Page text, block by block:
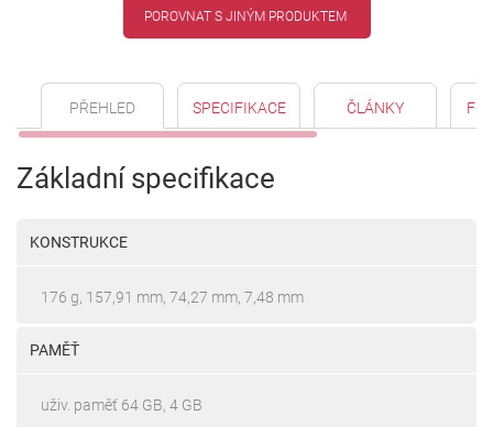
POROVNAT S JINÝM PRODUKTEM
PŘEHLED SPECIFIKACE ČLÁNKY
Základní specifikace
KONSTRUKCE
176 g, 157,91 mm, 74,27 mm, 7,48 mm
PAMĚŤ
uživ. paměť 64 GB, 4 GB